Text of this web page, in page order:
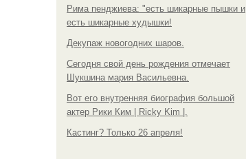
Рима пенджиева: "есть шикарные пышки и
есть шикарные худышки!
Декупаж новогодних шаров.
Сегодня свой день рождения отмечает
Шукшина мария Васильевна.
Вот его внутренняя биография большой
актер Рики Ким | Ricky Kim |.
Кастинг? Только 26 апреля!